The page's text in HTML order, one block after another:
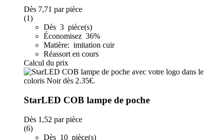
Dès 7,71 par pièce
(1)
Dès 3 pièce(s)
Économisez 36%
Matière: imitation cuir
Réassort en cours
Calcul du prix
StarLED COB lampe de poche
Dès 1,52 par pièce
(6)
Dès 10 pièce(s)